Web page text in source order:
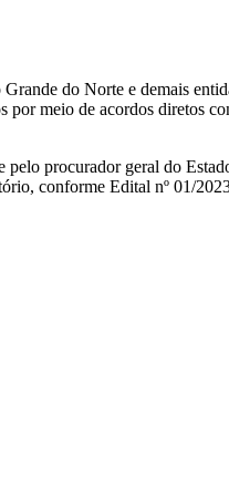
do Norte e demais
por meio de acordos diretos
procurador geral do
conforme Edital nº 01/